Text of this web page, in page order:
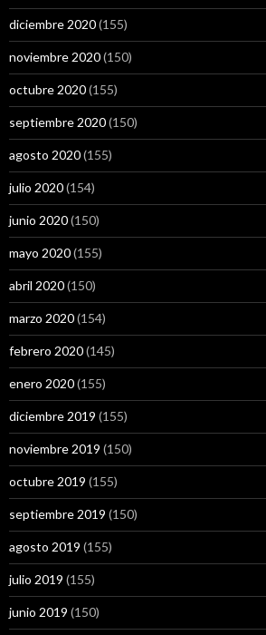
diciembre 2020(155)
noviembre 2020(150)
octubre 2020(155)
septiembre 2020(150)
agosto 2020(155)
julio 2020(154)
junio 2020(150)
mayo 2020(155)
abril 2020(150)
marzo 2020(154)
febrero 2020(145)
enero 2020(155)
diciembre 2019 (155)
noviembre 2019 (150)
octubre 2019 (155)
septiembre 2019 (150)
agosto 2019 (155)
julio 2019 (155)
junio 2019 (150)